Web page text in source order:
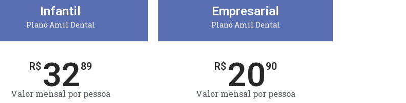
Infantil
Plano Amil Dental
R$ 3289
Valor mensal por pessoa
Empresarial
Plano Amil Dental
R$ 2090
Valor mensal por pessoa